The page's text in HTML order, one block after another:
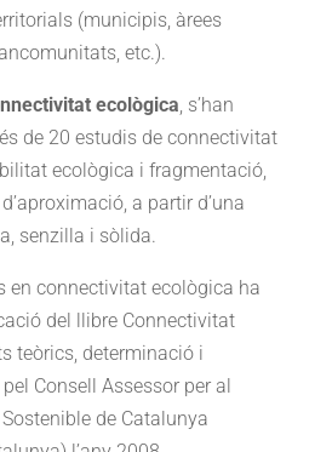
(municipis, àrees
etc.).
ecològica, s’han
de 20 estudis de connectivitat
ecològica i fragmentació,
a partir d’una
senzilla i sòlida.
en connectivitat ecològica ha
del llibre Connectivitat
teòrics, determinació i
Consell Assessor per al
de Catalunya